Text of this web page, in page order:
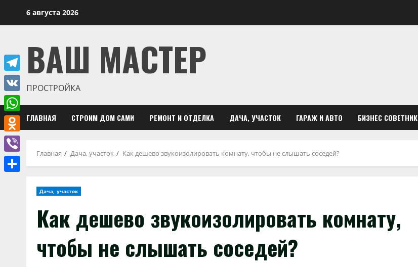
6 августа 2026
ВАШ МАСТЕР
ПРОСТРОЙКА
ГЛАВНАЯ СТРОИМ ДОМ САМИ РЕМОНТ И ОТДЕЛКА ДАЧА, УЧАСТОК ГАРАЖ И АВТО БИЗНЕС СОВЕТНИК
Главная Дача, участок Как дешево звукоизолировать комнату, чтобы не слышать соседей?
Дача, участок
Как дешево звукоизолировать комнату,
чтобы не слышать соседей?
Telegram
VK
WhatsApp
Odnoklassniki
Viber